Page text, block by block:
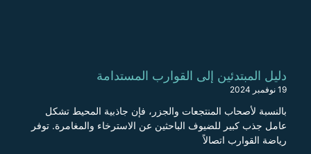
دليل المبتدئين إلى القوارب المستدامة
19 نوفمبر 2024
بالنسبة لأصحاب المنتجعات والجزر، فإن جاذبية المحيط تشكل
عامل جذب كبير للضيوف الباحثين عن الاسترخاء والمغامرة. توفر
رياضة القوارب اتصالاً